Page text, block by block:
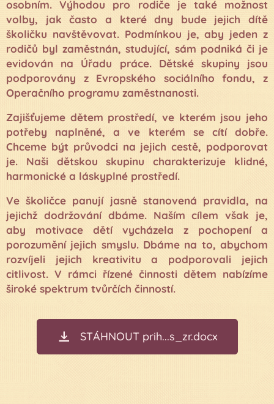
osobním. Výhodou pro rodiče je také možnost
volby, jak často a které dny bude jejich dítě
školičku navštěvovat. Podmínkou je, aby jeden z
rodičů byl zaměstnán, studující, sám podniká či je
evidován na Úřadu práce. Dětské skupiny jsou
podporovány z Evropského sociálního fondu, z
Operačního programu zaměstnanosti.
Zajišťujeme dětem prostředí, ve kterém jsou jeho
potřeby naplněné, a ve kterém se cítí dobře.
Chceme být průvodci na jejich cestě, podporovat
je. Naši dětskou skupinu charakterizuje klidné,
harmonické a láskyplné prostředí.
Ve školičce panují jasně stanovená pravidla, na
jejichž dodržování dbáme. Naším cílem však je,
aby motivace dětí vycházela z pochopení a
porozumění jejich smyslu. Dbáme na to, abychom
rozvíjeli jejich kreativitu a podporovali jejich
citlivost. V rámci řízené činnosti dětem nabízíme
široké spektrum tvůrčích činností.
STÁHNOUT prih...s_zr.docx